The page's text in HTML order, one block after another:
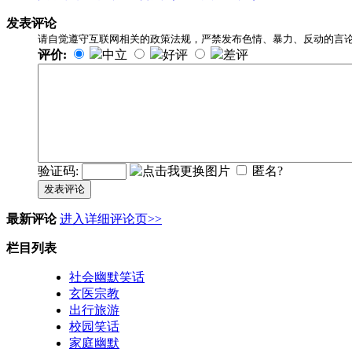
发表评论
请自觉遵守互联网相关的政策法规，严禁发布色情、暴力、反动的言
评价: 中立 好评 差评
验证码: 匿名?
发表评论
最新评论 进入详细评论页>>
栏目列表
社会幽默笑话
玄医宗教
出行旅游
校园笑话
家庭幽默